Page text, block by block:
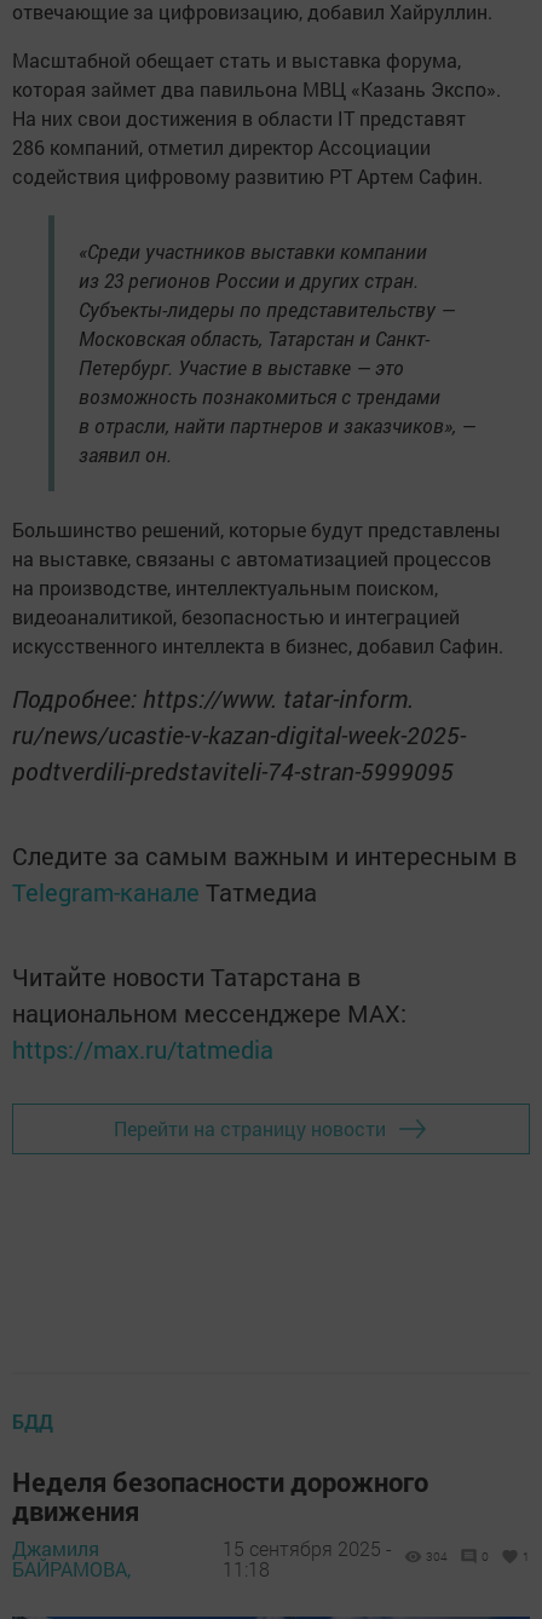
отвечающие за цифровизацию, добавил Хайруллин.
Масштабной обещает стать и выставка форума,
которая займет два павильона МВЦ «Казань Экспо».
На них свои достижения в области IT представят
286 компаний, отметил директор Ассоциации
содействия цифровому развитию РТ Артем Сафин.
«Среди участников выставки компании
из 23 регионов России и других стран.
Субъекты-лидеры по представительству —
Московская область, Татарстан и Санкт-
Петербург. Участие в выставке — это
возможность познакомиться с трендами
в отрасли, найти партнеров и заказчиков», —
заявил он.
Большинство решений, которые будут представлены
на выставке, связаны с автоматизацией процессов
на производстве, интеллектуальным поиском,
видеоаналитикой, безопасностью и интеграцией
искусственного интеллекта в бизнес, добавил Сафин.
Подробнее: https://www. tatar-inform.
ru/news/ucastie-v-kazan-digital-week-2025-
podtverdili-predstaviteli-74-stran-5999095
Следите за самым важным и интересным в
Telegram-канале Татмедиа
Читайте новости Татарстана в
национальном мессенджере MАХ:
https://max.ru/tatmedia
Перейти на страницу новости
БДД
Неделя безопасности дорожного
движения
Джамиля
БАЙРАМОВА,
15 сентября 2025 -
11:18
304 0 1